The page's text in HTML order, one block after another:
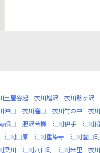
土屋谷起 衣川増沢 衣川壁ヶ沢
沖田 衣川窪田 衣川竹の中 衣
都田 胆沢若柳 江刺伊手 江刺
江刺田原 江刺重染寺 江刺豊田町
梁川 江刺八日町 江刺米里 衣